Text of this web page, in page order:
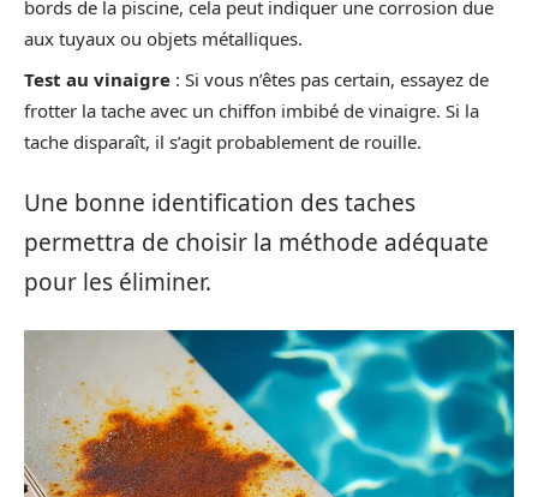
bords de la piscine, cela peut indiquer une corrosion due
aux tuyaux ou objets métalliques.
Test au vinaigre : Si vous n’êtes pas certain, essayez de
frotter la tache avec un chiffon imbibé de vinaigre. Si la
tache disparaît, il s’agit probablement de rouille.
Une bonne identification des taches
permettra de choisir la méthode adéquate
pour les éliminer.